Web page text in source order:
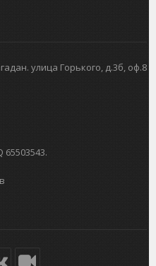
улица Горького, д.3б, оф.8